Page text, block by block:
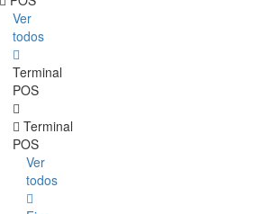
Ver
todos
Terminal
POS
Terminal
POS
Ver
todos